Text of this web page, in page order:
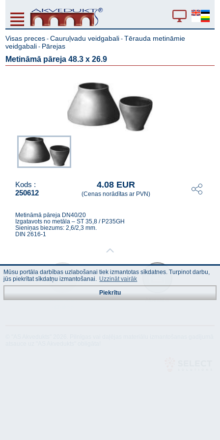
Visas preces -Cauruļvadu veidgabali - Tērauda metināmie
veidgabali - Pārejas
Metināmā pāreja 48.3 x 26.9
Kods :
250612
4.08 EUR
(Cenas norādītas ar PVN)
Metināmā pāreja DN40/20
Izgatavots no metāla – ST 35,8 / P235GH
Sieniņas biezums: 2,6/2,3 mm.
DIN 2616-1
Tehniskais
Atbilstība
Mūsu portāla darbības uzlabošanai tiek izmantotas sīkdatnes. Turpinot darbu,
jūs piekrītat sīkdatņu izmantošanai. Uzzināt vairāk
Piekrītu